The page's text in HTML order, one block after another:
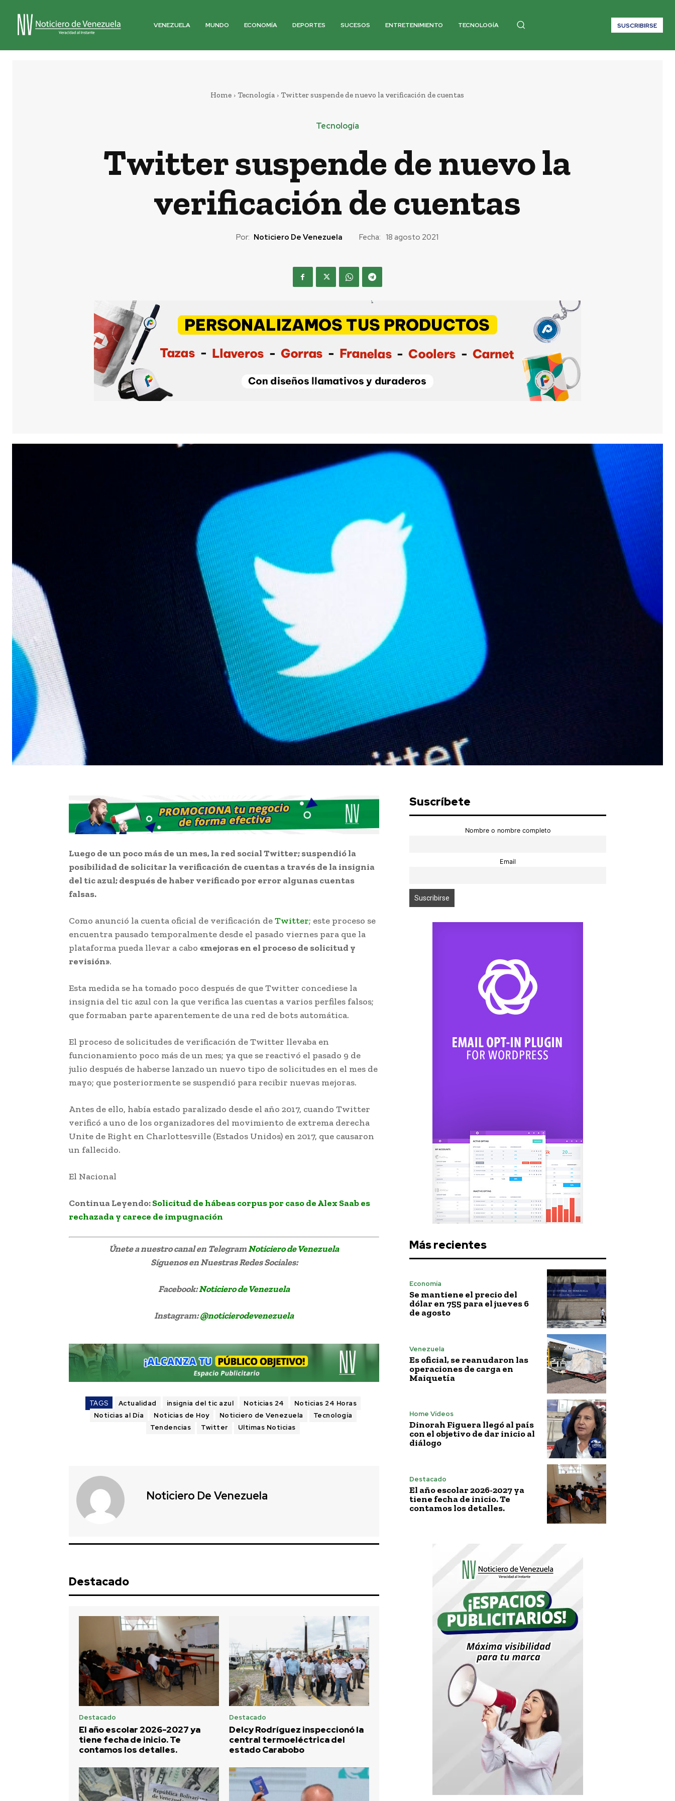
VENEZUELA MUNDO ECONOMÍA DEPORTES SUCESOS ENTRETENIMIENTO TECNOLOGÍA SUSCRIBIRSE
Home Tecnología Twitter suspende de nuevo la verificación de cuentas
Tecnología
Twitter suspende de nuevo la
verificación de cuentas
Por: Noticiero De Venezuela Fecha: 18 agosto 2021
Luego de un poco más de un mes, la red social Twitter; suspendió la
posibilidad de solicitar la verificación de cuentas a través de la insignia
del tic azul; después de haber verificado por error algunas cuentas
falsas.
Como anunció la cuenta oficial de verificación deTwitter; este proceso se
encuentra pausado temporalmente desde el pasado viernes para que la
plataforma pueda llevar a cabo «mejoras en el proceso de solicitud y
revisión».
Esta medida se ha tomado poco después de que Twitter concediese la
insignia del tic azul con la que verifica las cuentas a varios perfiles falsos;
que formaban parte aparentemente de una red de bots automática.
El proceso de solicitudes de verificación de Twitter llevaba en
funcionamiento poco más de un mes; ya que se reactivó el pasado 9 de
julio después de haberse lanzado un nuevo tipo de solicitudes en el mes de
mayo; que posteriormente se suspendió para recibir nuevas mejoras.
Antes de ello, había estado paralizado desde el año 2017, cuando Twitter
verificó a uno de los organizadores del movimiento de extrema derecha
Unite de Right en Charlottesville (Estados Unidos) en 2017, que causaron
un fallecido.
El Nacional
Continua Leyendo:Solicitud de hábeas corpus por caso de Alex Saab es
rechazada y carece de impugnación
Únete a nuestro canal en TelegramNoticiero de Venezuela
Síguenosen Nuestras Redes Sociales:
Facebook:Noticiero de Venezuela
Instagram:@noticierodevenezuela
TAGS Actualidad insignia del tic azul Noticias 24
Noticias 24 Horas
Noticias al Día
Noticias de Hoy Noticiero de Venezuela
Tecnología
Tendencias
Twitter Ultimas Noticias
Noticiero De Venezuela
Destacado
Destacado
El año escolar 2026-2027 ya
tiene fecha de inicio. Te
contamos los detalles.
Destacado
Delcy Rodríguez inspeccionó la
central termoeléctrica del
estado Carabobo
Suscríbete
Nombre o nombre completo
Email
Más recientes
Economía
Se mantiene el precio del
dólar en 755 para el jueves 6
de agosto
Venezuela
Es oficial, se reanudaron las
operaciones de carga en
Maiquetía
Home Vídeos
Dinorah Figuera llegó al país
con el objetivo de dar inicio al
diálogo
Destacado
El año escolar 2026-2027 ya
tiene fecha de inicio. Te
contamos los detalles.